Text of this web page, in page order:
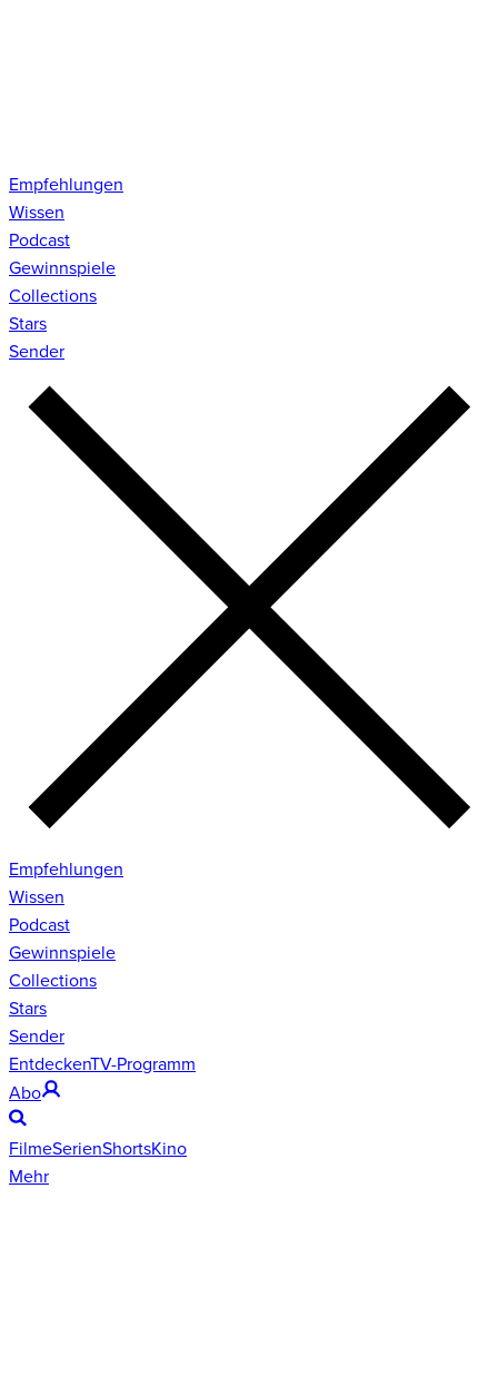
Empfehlungen
Wissen
Podcast
Gewinnspiele
Collections
Stars
Sender
Empfehlungen
Wissen
Podcast
Gewinnspiele
Collections
Stars
Sender
EntdeckenTV-Programm
Abo
FilmeSerienShortsKino
Mehr